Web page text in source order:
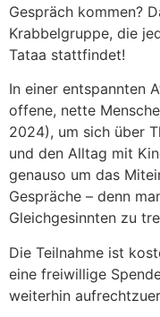
Gespräch kommen?
Krabbelgruppe, die
Tataa stattfindet!
In einer entspannten
offene, nette
2024), um sich über
und den Alltag mit
genauso um das
Gespräche – denn
Gleichgesinnten zu
Die Teilnahme ist
eine freiwillige
weiterhin